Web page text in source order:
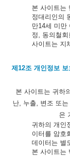
본 사이트는
정대리인의
만14세 미만
정, 동의철
사이트는 지
제12조 개인정보
본 사이트는 귀하
난, 누출, 변조 또
은
귀하의 개인
이터를 암호
데이터는 별
본 사이트는